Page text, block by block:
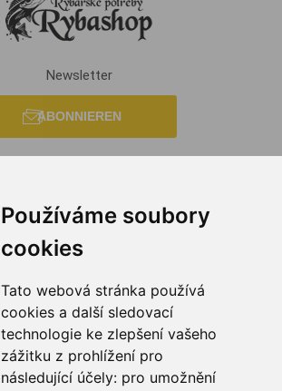
Používáme soubory
cookies
Tato webová stránka používá
cookies a další sledovací
technologie ke zlepšení vašeho
zážitku z prohlížení pro
následující účely: pro umožnění
Newsletter
ABONNIEREN
RECHTE & FRISTEN
KUNDENSERVICE
HILFE & SERVICE
FOLGE UNS